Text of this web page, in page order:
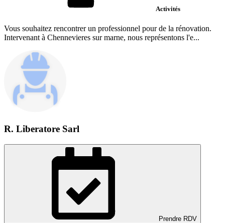
Activités
Vous souhaitez rencontrer un professionnel pour de la rénovation.
Intervenant à Chennevieres sur marne, nous représentons l'e...
R. Liberatore Sarl
Prendre RDV